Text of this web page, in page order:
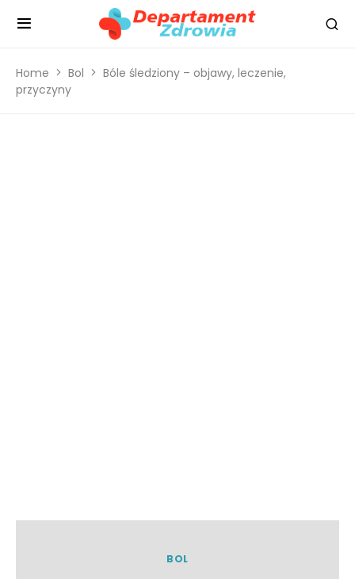
Home Bol
Bóle śledziony – objawy, leczenie,
przyczyny
BOL